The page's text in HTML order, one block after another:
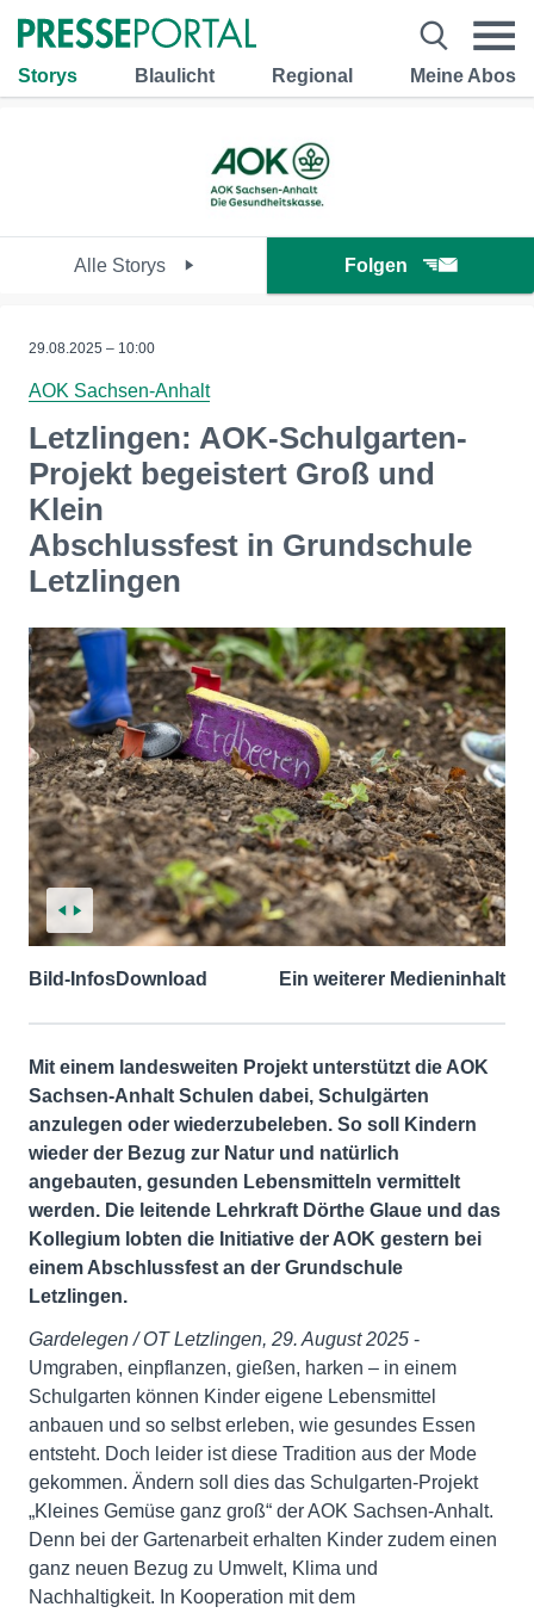
Storys Blaulicht Regional Meine Abos
Alle Storys Folgen
29.08.2025 – 10:00
AOK Sachsen-Anhalt
Letzlingen: AOK-Schulgarten-
Projekt begeistert Groß und
Klein
Abschlussfest in Grundschule
Letzlingen
Bild-InfosDownload Ein weiterer Medieninhalt
Mit einem landesweiten Projekt unterstützt die AOK
Sachsen-Anhalt Schulen dabei, Schulgärten
anzulegen oder wiederzubeleben. So soll Kindern
wieder der Bezug zur Natur und natürlich
angebauten, gesunden Lebensmitteln vermittelt
werden. Die leitende Lehrkraft Dörthe Glaue und das
Kollegium lobten die Initiative der AOK gestern bei
einem Abschlussfest an der Grundschule
Letzlingen.
Gardelegen / OT Letzlingen, 29. August 2025 -
Umgraben, einpflanzen, gießen, harken – in einem
Schulgarten können Kinder eigene Lebensmittel
anbauen und so selbst erleben, wie gesundes Essen
entsteht. Doch leider ist diese Tradition aus der Mode
gekommen. Ändern soll dies das Schulgarten-Projekt
„Kleines Gemüse ganz groß“ der AOK Sachsen-Anhalt.
Denn bei der Gartenarbeit erhalten Kinder zudem einen
ganz neuen Bezug zu Umwelt, Klima und
Nachhaltigkeit. In Kooperation mit dem